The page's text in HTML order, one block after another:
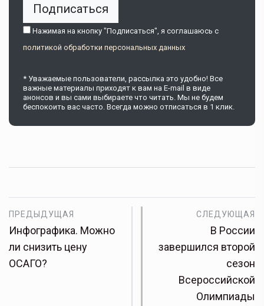
Подписаться
Нажимая на кнопку "Подписаться", я соглашаюсь c
политикой обработки персональных данных
* Уважаемые пользователи, рассылка это удобно! Все
важные материалы приходят к вам на E-mail в виде
анонсов и вы сами выбираете что читать. Мы не будем
беспокоить вас часто. Всегда можно отписаться в 1 клик.
ПРЕДЫДУЩАЯ
Инфографика. Можно
ли снизить цену
ОСАГО?
СЛЕДУЮЩАЯ
В России
завершился второй
сезон
Всероссийской
Олимпиады